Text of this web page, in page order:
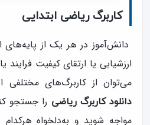
کاربرگ ریاضی ابتدایی
دانش‌آموز در هر یک از پایه‌های
ارزشیابی یا ارتقای کیفیت
می‌توان از کاربرگ‌های مختلفی
دانلود کاربرگ ریاضی را جستجو
مواجه شوید و به‌دلخواه